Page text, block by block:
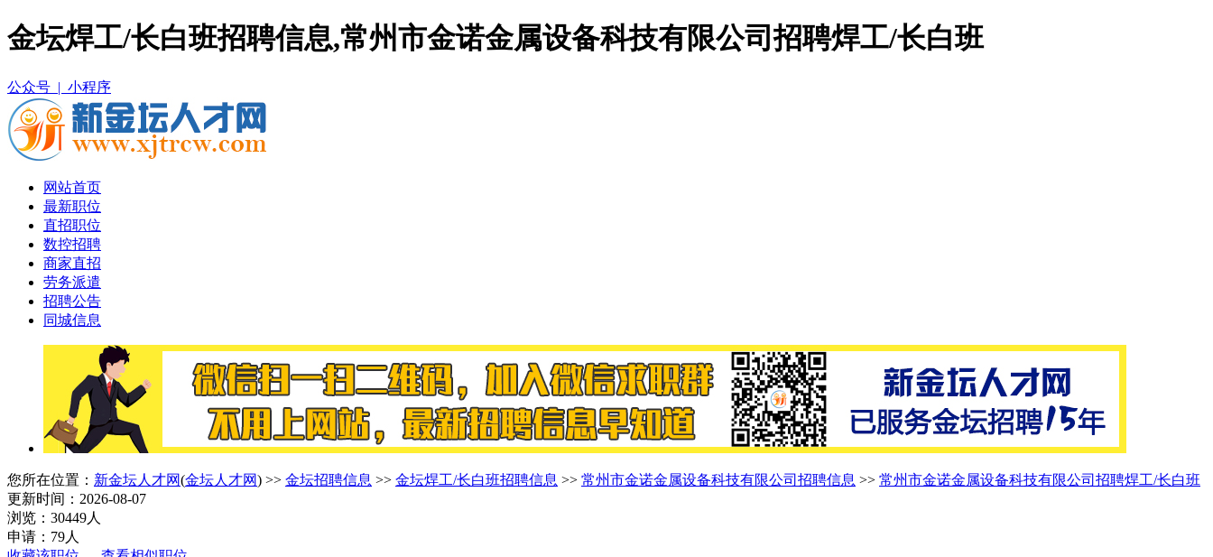
金坛焊工/长白班招聘信息,常州市金诺金属设备科技有限公司招聘焊工/长白班
公众号 | 小程序
网站首页
最新职位
直招职位
数控招聘
商家直招
劳务派遣
招聘公告
同城信息
您所在位置： 新金坛人才网(金坛人才网) >> 金坛招聘信息 >> 金坛焊工/长白班招聘信息 >> 常州市金诺金属设备科技有限公司招聘信息 >> 常州市金诺金属设备科技有限公司招聘焊工/长白班
更新时间：2026-08-07
浏览：30449人
申请：79人